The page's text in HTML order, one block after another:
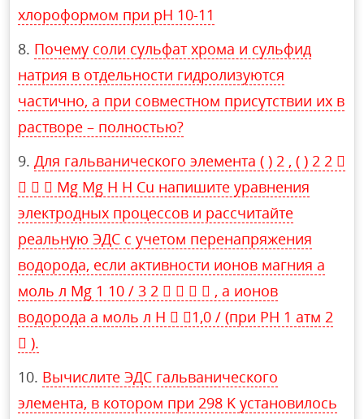
хлороформом при рН 10-11
Почему соли сульфат хрома и сульфид
натрия в отдельности гидролизуются
частично, а при совместном присутствии их в
растворе – полностью?
Для гальванического элемента ( ) 2 , ( ) 2 2 
   Mg Mg H H Cu напишите уравнения
электродных процессов и рассчитайте
реальную ЭДС с учетом перенапряжения
водорода, если активности ионов магния a
моль л Mg 1 10 / 3 2     , а ионов
водорода a моль л H  1,0 / (при PH 1 атм 2
 ).
Вычислите ЭДС гальванического
элемента, в котором при 298 K установилось